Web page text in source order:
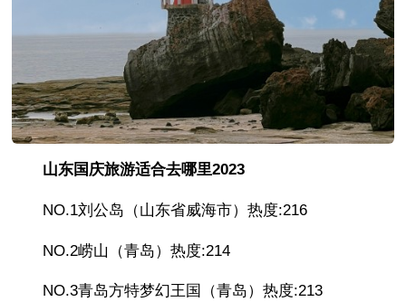
山东国庆旅游适合去哪里2023
NO.1刘公岛（山东省威海市）热度:216
NO.2崂山（青岛）热度:214
NO.3青岛方特梦幻王国（青岛）热度:213